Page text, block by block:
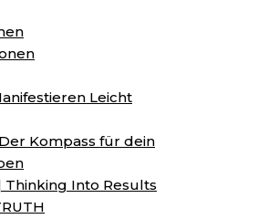
Leicht
Kompass für dein
Thinking Into Results